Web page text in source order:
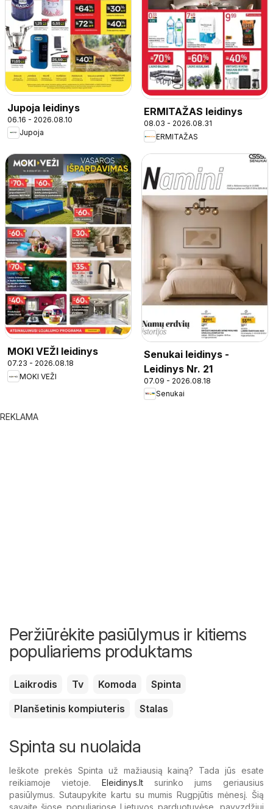
Jupoja leidinys
06.16 - 2026.08.10
Jupoja
ERMITAŽAS leidinys
08.03 - 2026.08.31
ERMITAŽAS
MOKI VEŽI leidinys
07.23 - 2026.08.18
MOKI VEŽI
Senukai leidinys -
Leidinys Nr. 21
07.09 - 2026.08.18
Senukai
REKLAMA
Peržiūrėkite pasiūlymus ir kitiems
populiariems produktams
Laikrodis Tv Komoda
Spinta
Planšetinis kompiuteris
Stalas
Spinta su nuolaida
Ieškote prekės Spinta už mažiausią kainą? Tada jūs esate
reikiamoje vietoje. Eleidinys.lt surinko jums geriausius
pasiūlymus. Sutaupykite kartu su mumis Rugpjūtis mėnesį. Šią
savaitę šiose populiariose Lietuvos parduotuvėse, pavyzdžiui